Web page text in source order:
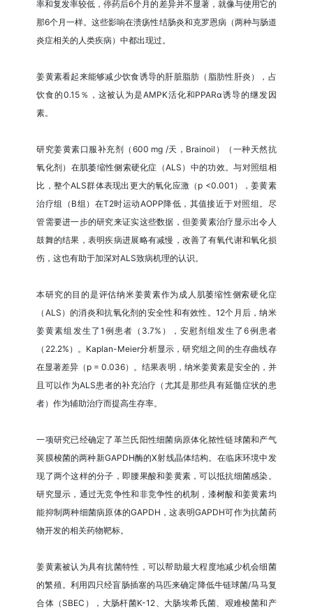
率和复发率较低，停药后6个月的差异并不显著，就像与使用它的
那6个月一样。这些影响在溃疡性结肠炎和克罗恩病（两种与肠道
炎症相关的人类疾病）中都出现过。
姜黄素看起来能够减少饮食诱导的肝脏脂肪（脂肪性肝炎），占
饮食的0.15％，这被认为是AMPK活化和PPARα诱导的继发因
素。
研究姜黄素口服补充剂（600 mg /天，Brainoil）（一种天然抗
氧化剂）在肌萎缩性侧索硬化症（ALS）中的功效。与对照组相
比，整个ALS群体表现出更大的氧化应激（p <0.001），姜黄素
治疗组（B组）在T2时运动AOPP降低，其值接近于对照组。尽
管需要进一步的研究来证实这些数据，但姜黄素治疗显示出令人
鼓舞的结果，表明疾病进展略有减慢，改善了有氧代谢和氧化损
伤，这也有助于加深对ALS致病机理的认识。
本研究的目的是评估纳米姜黄素作为成人肌萎缩性侧索硬化症
（ALS）的消炎和抗氧化剂的安全性和有效性。12个月后，纳米
姜黄素组发生了1例患者（3.7%），安慰剂组发生了6例患者
（22.2%）。Kaplan-Meier分析显示，研究组之间的生存曲线存
在显著差异（p = 0.036）。结果表明，纳米姜黄素是安全的，并
且可以作为ALS患者的补充治疗（尤其是那些具有延髓症状的患
者）作为辅助治疗而提高生存率。
一项研究已经确定了革兰氏阳性细菌病原体化脓性链球菌和产气
荚膜梭菌的两种新GAPDH酶的X射线晶体结构。在临床环境中发
现了两个这样的分子，即腰果酸和姜黄素，可以抵抗细菌感染。
研究显示，通过无竞争性和非竞争性的机制，漆树酸和姜黄素均
能抑制两种细菌病原体的GAPDH，这表明GAPDH可作为抗菌药
物开发的相关药物靶标。
姜黄素被认为具有抗菌特性，可以帮助最大程度地减少机会细菌
的繁殖。利用四只经盲肠插塞的马匹来确定降低牛链球菌/马马复
合体（SBEC），大肠杆菌K-12、大肠埃希氏菌、艰难梭菌和产